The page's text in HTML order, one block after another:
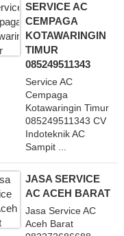
SERVICE AC
CEMPAGA
KOTAWARINGIN
TIMUR
085249511343
Service AC
Cempaga
Kotawaringin Timur
085249511343 CV
Indoteknik AC
Sampit ...
JASA SERVICE
AC ACEH BARAT
Jasa Service AC
Aceh Barat